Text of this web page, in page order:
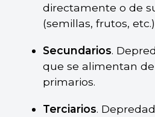
directamente o de
(semillas, frutos,
Secundarios.
que se alimentan
primarios.
Terciarios.